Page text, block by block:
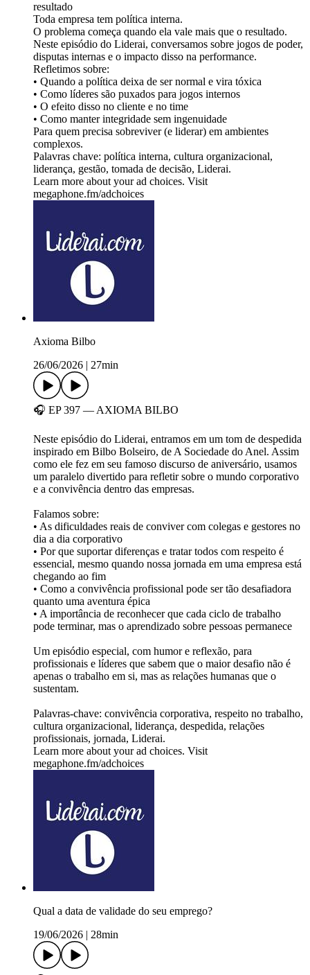
resultado
Toda empresa tem política interna.
O problema começa quando ela vale mais que o resultado.
Neste episódio do Liderai, conversamos sobre jogos de poder,
disputas internas e o impacto disso na performance.
Refletimos sobre:
• Quando a política deixa de ser normal e vira tóxica
• Como líderes são puxados para jogos internos
• O efeito disso no cliente e no time
• Como manter integridade sem ingenuidade
Para quem precisa sobreviver (e liderar) em ambientes
complexos.
Palavras chave: política interna, cultura organizacional,
liderança, gestão, tomada de decisão, Liderai.
Learn more about your ad choices. Visit
megaphone.fm/adchoices
Axioma Bilbo
26/06/2026
27min
🎧 EP 397 — AXIOMA BILBO
Neste episódio do Liderai, entramos em um tom de despedida
inspirado em Bilbo Bolseiro, de A Sociedade do Anel. Assim
como ele fez em seu famoso discurso de aniversário, usamos
um paralelo divertido para refletir sobre o mundo corporativo
e a convivência dentro das empresas.
Falamos sobre:
• As dificuldades reais de conviver com colegas e gestores no
dia a dia corporativo
• Por que suportar diferenças e tratar todos com respeito é
essencial, mesmo quando nossa jornada em uma empresa está
chegando ao fim
• Como a convivência profissional pode ser tão desafiadora
quanto uma aventura épica
• A importância de reconhecer que cada ciclo de trabalho
pode terminar, mas o aprendizado sobre pessoas permanece
Um episódio especial, com humor e reflexão, para
profissionais e líderes que sabem que o maior desafio não é
apenas o trabalho em si, mas as relações humanas que o
sustentam.
Palavras-chave: convivência corporativa, respeito no trabalho,
cultura organizacional, liderança, despedida, relações
profissionais, jornada, Liderai.
Learn more about your ad choices. Visit
megaphone.fm/adchoices
Qual a data de validade do seu emprego?
19/06/2026
28min